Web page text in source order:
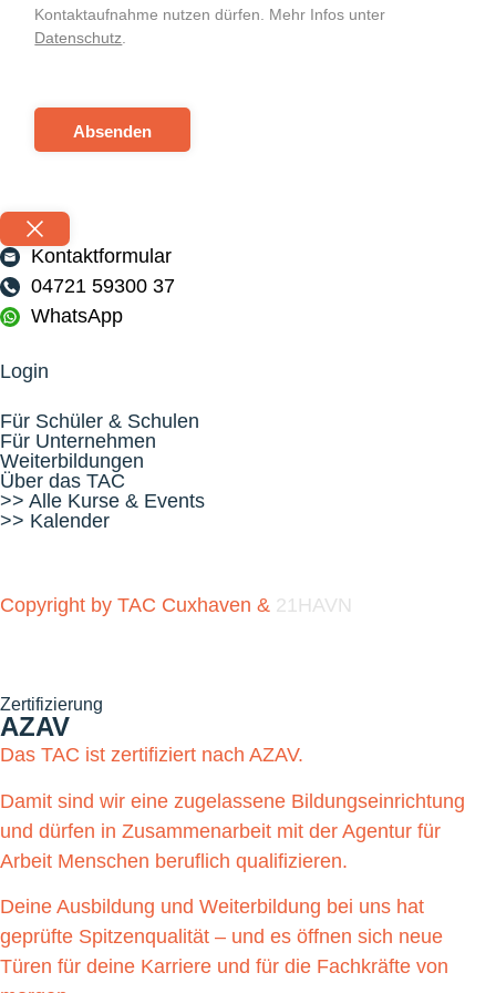
Kontaktaufnahme nutzen dürfen. Mehr Infos unter
Datenschutz.
Absenden
Kontaktformular
04721 59300 37
WhatsApp
Login
Für Schüler & Schulen
Für Unternehmen
Weiterbildungen
Über das TAC
>> Alle Kurse & Events
>> Kalender
Copyright by TAC Cuxhaven & 21HAVN
Zertifizierung
AZAV
Das TAC ist zertifiziert nach AZAV.
Damit sind wir eine zugelassene Bildungseinrichtung
und dürfen in Zusammenarbeit mit der Agentur für
Arbeit Menschen beruflich qualifizieren.
Deine Ausbildung und Weiterbildung bei uns hat
geprüfte Spitzenqualität – und es öffnen sich neue
Türen für deine Karriere und für die Fachkräfte von